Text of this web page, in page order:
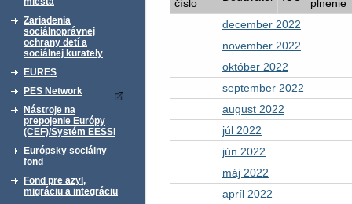
Zariadenia
sociálnoprávnej
ochrany detí a
sociálnej kurately
EURES
PES Network
Nástroje na
prepojenie Európy
(CEF)/Systém EESSI
Európsky sociálny
fond
Fond pre azyl,
migráciu a integráciu
číslo
plnenie
december 2022
november 2022
október 2022
september 2022
august 2022
júl 2022
jún 2022
máj 2022
apríl 2022